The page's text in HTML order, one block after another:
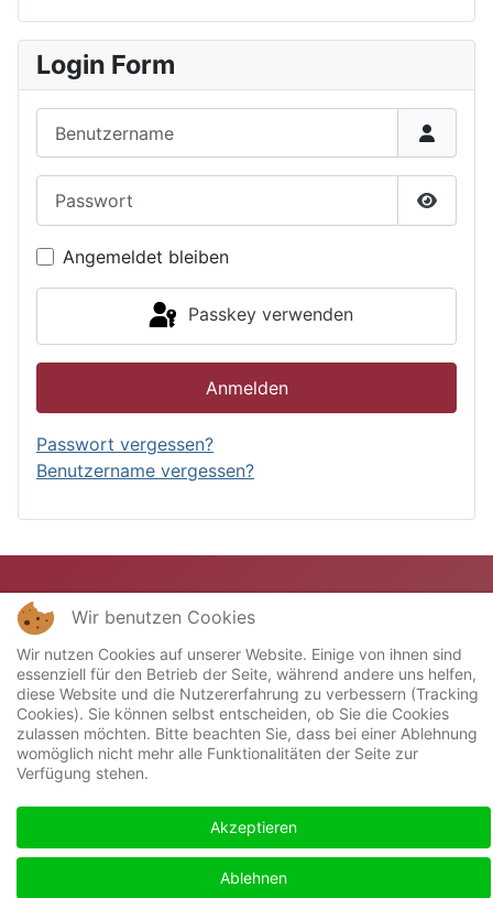
Login Form
Angemeldet bleiben
Passkey verwenden
Anmelden
Passwort vergessen?
Benutzername vergessen?
Copyright © 2023 Miniatur-Bahn-Club "Stellwerk"
Mühlheim/Main e.V.. Alle Rechte vorbehalten.
Wir benutzen Cookies
Wir nutzen Cookies auf unserer Website. Einige von ihnen sind
essenziell für den Betrieb der Seite, während andere uns helfen,
diese Website und die Nutzererfahrung zu verbessern (Tracking
Cookies). Sie können selbst entscheiden, ob Sie die Cookies
zulassen möchten. Bitte beachten Sie, dass bei einer Ablehnung
womöglich nicht mehr alle Funktionalitäten der Seite zur
Verfügung stehen.
Akzeptieren
Ablehnen